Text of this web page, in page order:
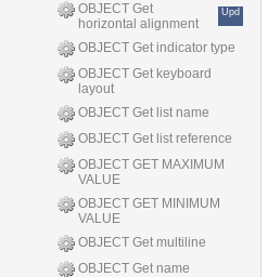
OBJECT Get
horizontal alignment
Upd
OBJECT Get indicator type
OBJECT Get keyboard
layout
OBJECT Get list name
OBJECT Get list reference
OBJECT GET MAXIMUM
VALUE
OBJECT GET MINIMUM
VALUE
OBJECT Get multiline
OBJECT Get name